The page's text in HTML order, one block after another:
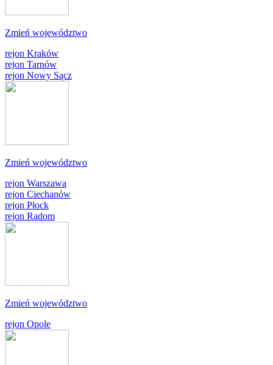
Zmień województwo
rejon Kraków
rejon Tarnów
rejon Nowy Sącz
Zmień województwo
rejon Warszawa
rejon Ciechanów
rejon Płock
rejon Radom
Zmień województwo
rejon Opole